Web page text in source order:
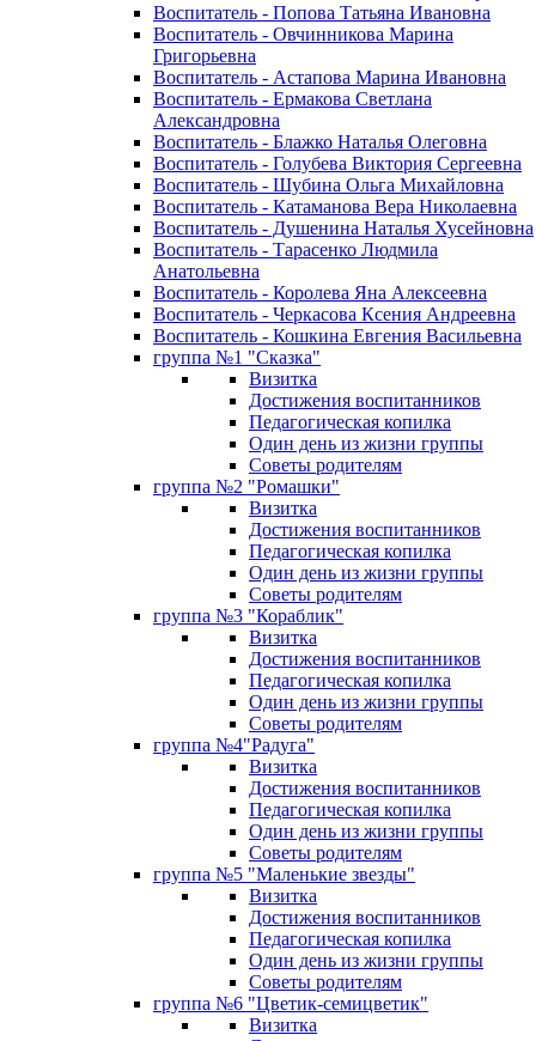
Воспитатель - Попова Татьяна Ивановна
Воспитатель - Овчинникова Марина
Григорьевна
Воспитатель - Астапова Марина Ивановна
Воспитатель - Ермакова Светлана
Александровна
Воспитатель - Блажко Наталья Олеговна
Воспитатель - Голубева Виктория Сергеевна
Воспитатель - Шубина Ольга Михайловна
Воспитатель - Катаманова Вера Николаевна
Воспитатель - Душенина Наталья Хусейновна
Воспитатель - Тарасенко Людмила
Анатольевна
Воспитатель - Королева Яна Алексеевна
Воспитатель - Черкасова Ксения Андреевна
Воспитатель - Кошкина Евгения Васильевна
группа №1 "Сказка"
Визитка
Достижения воспитанников
Педагогическая копилка
Один день из жизни группы
Советы родителям
группа №2 "Ромашки"
Визитка
Достижения воспитанников
Педагогическая копилка
Один день из жизни группы
Советы родителям
группа №3 "Кораблик"
Визитка
Достижения воспитанников
Педагогическая копилка
Один день из жизни группы
Советы родителям
группа №4"Радуга"
Визитка
Достижения воспитанников
Педагогическая копилка
Один день из жизни группы
Советы родителям
группа №5 "Маленькие звезды"
Визитка
Достижения воспитанников
Педагогическая копилка
Один день из жизни группы
Советы родителям
группа №6 "Цветик-семицветик"
Визитка